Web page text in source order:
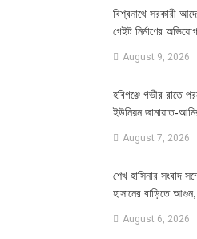
বিশ্বনাথে সরকারী
গেইট নির্মাণের অভিযোগ
August 9, 2026
হবিগঞ্জে গভীর রাতে
ইউনিয়ন জামায়াত-
August 7, 2026
শেখ হাসিনার সংবাদ
হাসানের বাড়িতে
August 6, 2026